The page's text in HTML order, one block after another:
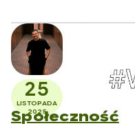
25
LISTOPADA
2025
Społeczność